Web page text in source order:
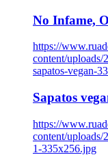
No Infame,
https://
content/uploads/
sapatos-vegan-
Sapatos
https://
content/uploads/
1-335x256.jpg